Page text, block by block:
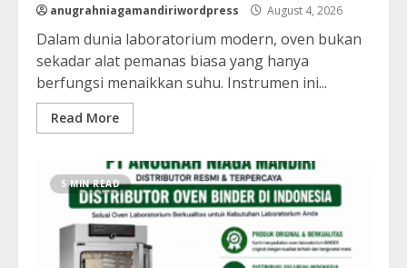
anugrahniagamandiriwordpress August 4, 2026
Dalam dunia laboratorium modern, oven bukan
sekadar alat pemanas biasa yang hanya
berfungsi menaikkan suhu. Instrumen ini...
Read More
5 MIN READ